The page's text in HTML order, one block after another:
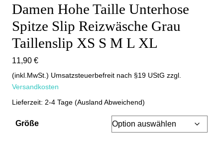
Damen Hohe Taille Unterhose
Spitze Slip Reizwäsche Grau
Taillenslip XS S M L XL
11,90 €
(inkl.MwSt.) Umsatzsteuerbefreit nach §19 UStG zzgl.
Versandkosten
Lieferzeit: 2-4 Tage (Ausland Abweichend)
Größe